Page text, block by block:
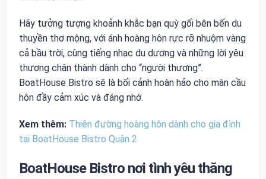
Hãy tưởng tượng khoảnh khắc bạn quỳ gối bên bến du
thuyền thơ mộng, với ánh hoàng hôn rực rỡ nhuộm vàng
cả bầu trời, cùng tiếng nhạc du dương và những lời yêu
thương chân thành dành cho “người thương”.
BoatHouse Bistro sẽ là bối cảnh hoàn hảo cho màn cầu
hôn đầy cảm xúc và đáng nhớ.
Xem thêm: Thiên đường hoàng hôn dành cho gia đình
tại BoatHouse Bistro Quận 2
BoatHouse Bistro nơi tình yêu thăng